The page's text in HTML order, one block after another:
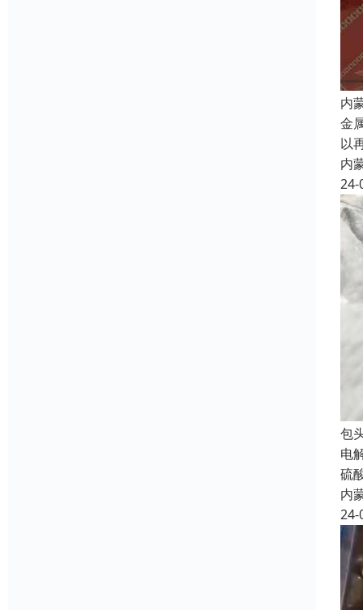
内
金
以
内
24-
包
电
硫
内
24-